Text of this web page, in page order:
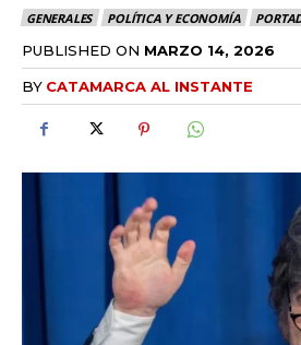
GENERALES POLÍTICA Y ECONOMÍA
PUBLISHED ON MARZO 14, 2026
BY CATAMARCA AL INSTANTE